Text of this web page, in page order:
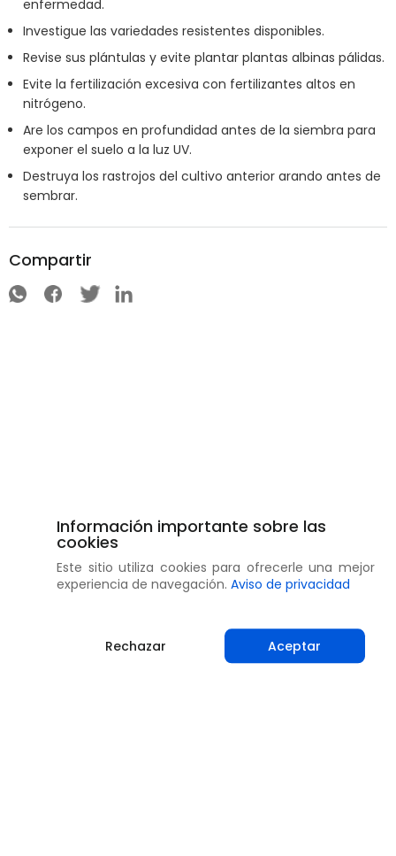
enfermedad.
Investigue las variedades resistentes disponibles.
Revise sus plántulas y evite plantar plantas albinas pálidas.
Evite la fertilización excesiva con fertilizantes altos en
nitrógeno.
Are los campos en profundidad antes de la siembra para
exponer el suelo a la luz UV.
Destruya los rastrojos del cultivo anterior arando antes de
sembrar.
Compartir
Información importante sobre las
cookies
Este sitio utiliza cookies para ofrecerle una mejor
experiencia de navegación. Aviso de privacidad
Rechazar Aceptar